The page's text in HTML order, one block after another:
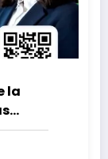
la